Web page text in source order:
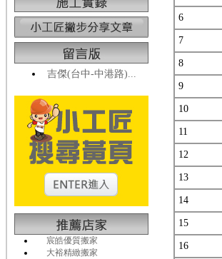
吉傑(台中-中港路)...
宸皓優質搬家
大裕精緻搬家
6
7
8
9
10
11
12
13
14
15
16